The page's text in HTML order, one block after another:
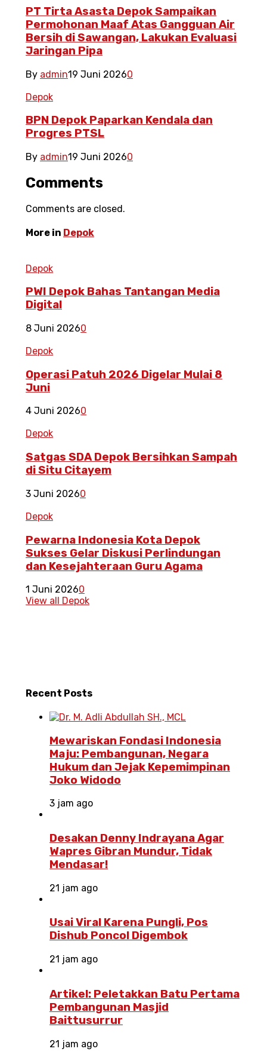
PT Tirta Asasta Depok Sampaikan
Permohonan Maaf Atas Gangguan Air
Bersih di Sawangan, Lakukan Evaluasi
Jaringan Pipa
By admin19 Juni 20260
Depok
BPN Depok Paparkan Kendala dan
Progres PTSL
By admin19 Juni 20260
Comments
Comments are closed.
More in Depok
Depok
PWI Depok Bahas Tantangan Media
Digital
8 Juni 20260
Depok
Operasi Patuh 2026 Digelar Mulai 8
Juni
4 Juni 20260
Depok
Satgas SDA Depok Bersihkan Sampah
di Situ Citayem
3 Juni 20260
Depok
Pewarna Indonesia Kota Depok
Sukses Gelar Diskusi Perlindungan
dan Kesejahteraan Guru Agama
1 Juni 20260
View all Depok
Recent Posts
Mewariskan Fondasi Indonesia
Maju: Pembangunan, Negara
Hukum dan Jejak Kepemimpinan
Joko Widodo
3 jam ago
Desakan Denny Indrayana Agar
Wapres Gibran Mundur, Tidak
Mendasar!
21 jam ago
Usai Viral Karena Pungli, Pos
Dishub Poncol Digembok
21 jam ago
Artikel: Peletakkan Batu Pertama
Pembangunan Masjid
Baittusurrur
21 jam ago